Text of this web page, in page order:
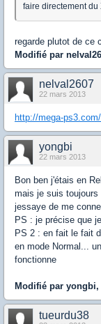
faire directement du
regarde plutot de ce
Modifié par
nelval2607
22 mars 2013
http://mega-
yongbi
22 mars 2013
Bon ben j'étais en
mais je suis
jessaye de me
PS : je précise que
PS 2 : en fait le fait
en mode Normal...
fonctionne
Modifié par yongbi,
tueurdu38